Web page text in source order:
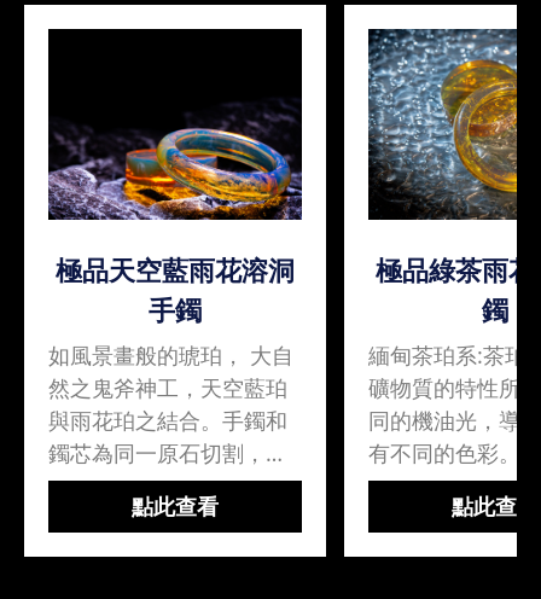
極品天空藍雨花溶洞
手鐲
如風景畫般的琥珀， 大自
然之鬼斧神工，天空藍珀
與雨花珀之結合。手鐲和
鐲芯為同一原石切割，顏
色紋理一致。附送手鐲
芯，可免費加工平安扣。
雨花珀雨水或水點落在琥
點此查看
極品綠茶雨
鐲
緬甸茶珀系:茶珀
礦物質的特性所
同的機油光，導
有不同的色彩。
加的神秘，也越
力，難以抗拒這
的美麗。蛋黃溶
點此查看